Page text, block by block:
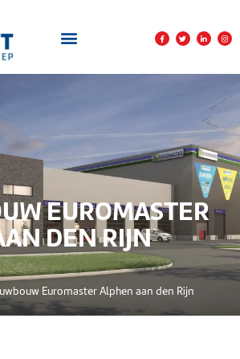
EUROMASTER
DEN RIJN
Euromaster Alphen aan den Rijn